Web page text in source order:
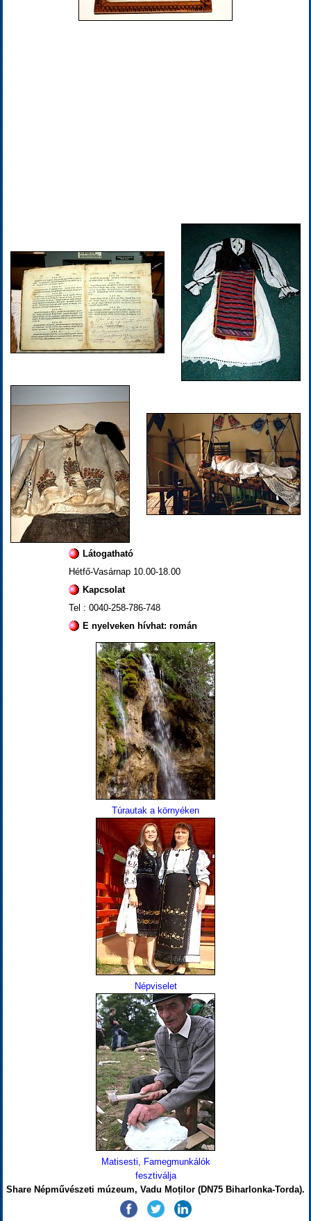
Látogatható
Hétfő-Vasárnap 10.00-18.00
Kapcsolat
Tel : 0040-258-786-748
E nyelveken hívhat: román
Túrautak a környéken
Népviselet
Matisesti, Famegmunkálók
fesztiválja
Share Népművészeti múzeum, Vadu Moților (DN75 Biharlonka-Torda).